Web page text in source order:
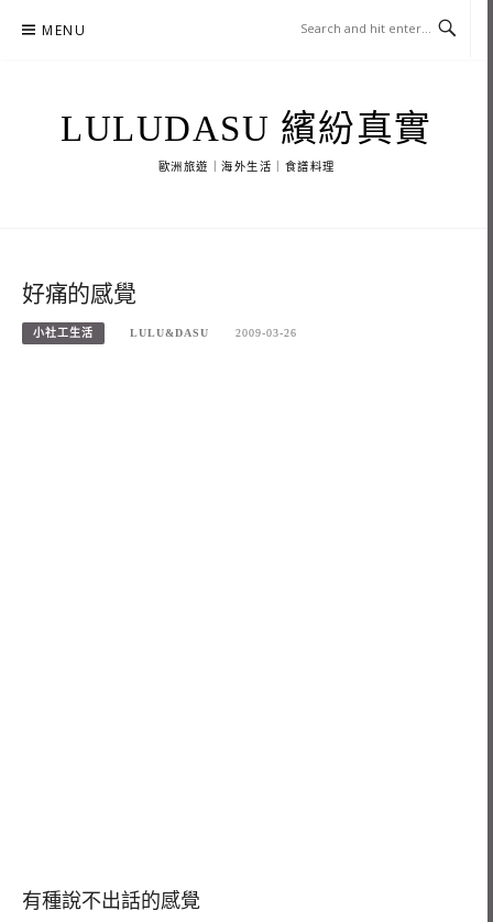
MENU
LULUDASU 繽紛真實
歐洲旅遊｜海外生活｜食譜料理
好痛的感覺
小社工生活 LULU&DASU 2009-03-26
有種說不出話的感覺